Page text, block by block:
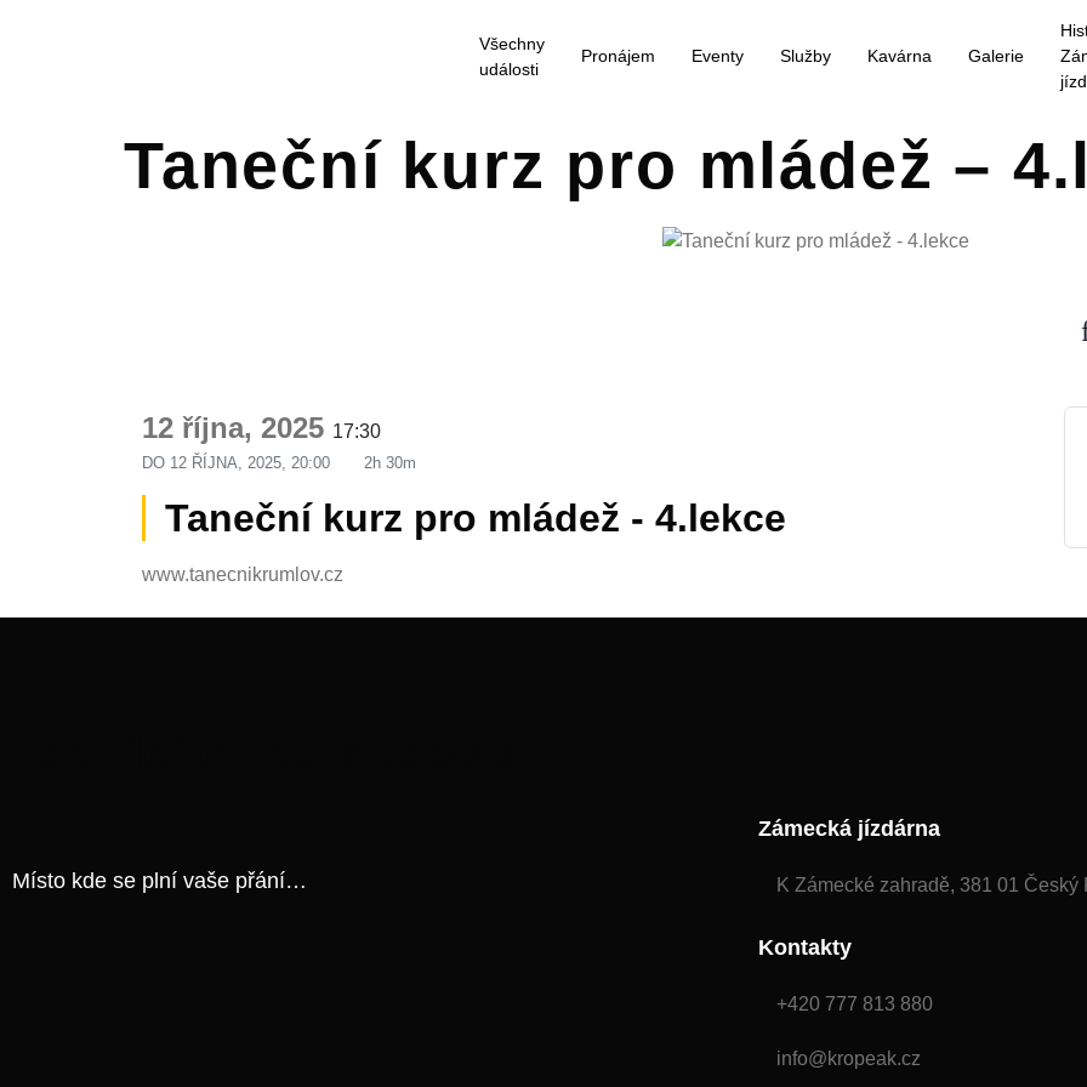
Všechny
události
Pronájem Eventy Služby Kavárna Galerie
Taneční kurz pro mládež –
12 října, 2025 17:30
DO 12 ŘÍJNA, 2025, 20:00 2h 30m
Taneční kurz pro mládež - 4.lekce
www.tanecnikrumlov.cz
Místo kde se plní vaše přání…
Zámecká jízdárna
K Zámecké zahradě, 381 01 Český
Kontakty
+420 777 813 880
info@kropeak.cz